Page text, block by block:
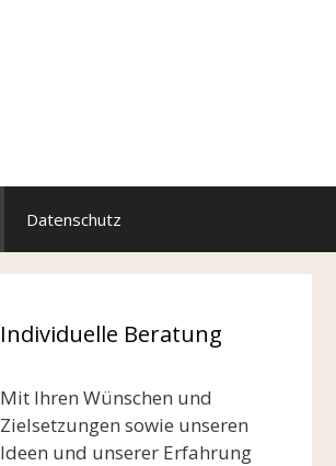
Datenschutz
Individuelle Beratung
Mit Ihren Wünschen und
Zielsetzungen sowie unseren
Ideen und unserer Erfahrung